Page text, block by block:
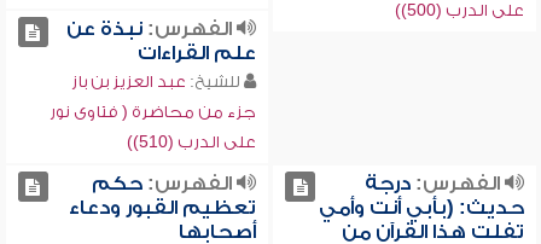
على الدرب (500))
الفهرس:نبذة عن
علم القراءات
للشيخ: عبد العزيز بن باز
جزء من محاضرة ( فتاوى نور
على الدرب (510))
الفهرس:درجة
حديث: (بأبي أنت وأمي
تفلت هذا القرآن من
الفهرس:حكم
تعظيم القبور ودعاء
أصحابها